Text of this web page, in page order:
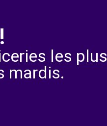
les plus
mardis.